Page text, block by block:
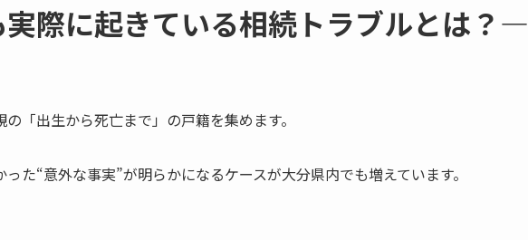
際に​起きている​相続トラブルとは？​―
「出生から死亡まで」の戸籍を集めます。
た“意外な事実”が明らかになるケースが大分県内でも増えています。